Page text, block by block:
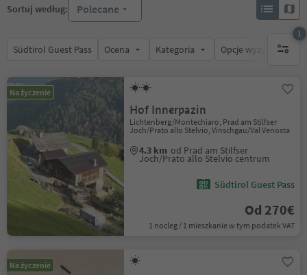
Sortuj według: Polecane
Südtirol Guest Pass Ocena Kategoria Opcje wyżywienia
1
1
Na życzenie
Hof Innerpazin
Lichtenberg/Montechiaro, Prad am Stilfser
Joch/Prato allo Stelvio, Vinschgau/Val Venosta
4.3 km od Prad am Stilfser
Joch/Prato allo Stelvio centrum
Südtirol Guest Pass
Od 270€
1 nocleg / 1 mieszkanie w tym podatek VAT
Na życzenie